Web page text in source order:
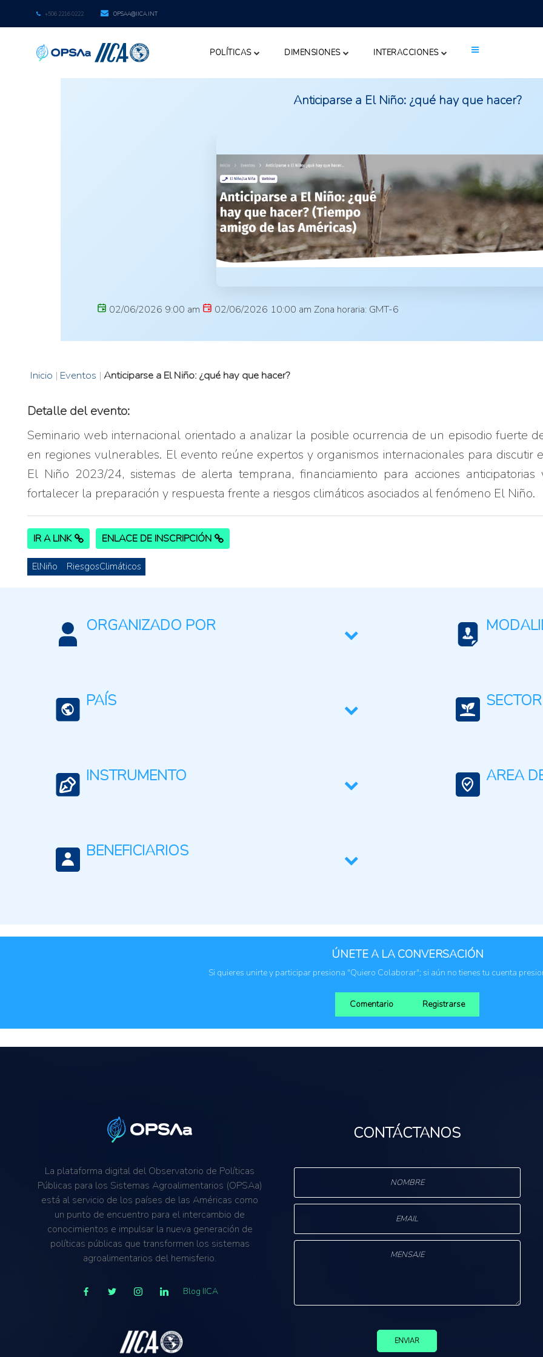
+506 2216 0222 OPSAA@IICA.INT
POLÍTICAS DIMENSIONES INTERACCIONES
Anticiparse a El Niño: ¿qué hay que hacer?
02/06/2026 9:00 am 02/06/2026 10:00 am Zona horaria: GMT-6
Inicio | Eventos | Anticiparse a El Niño: ¿qué hay que hacer?
Detalle del evento:
Seminario web internacional orientado a analizar la posible ocurrencia de un episodio fuerte
en regiones vulnerables. El evento reúne expertos y organismos internacionales para discutir
El Niño 2023/24, sistemas de alerta temprana, financiamiento para acciones
fortalecer la preparación y respuesta frente a riesgos climáticos asociados al fenómeno El Niño.
IR A LINK ENLACE DE INSCRIPCIÓN
ElNiño RiesgosClimáticos
ORGANIZADO POR
PAÍS SECTOR
INSTRUMENTO AREA
BENEFICIARIOS
ÚNETE A LA CONVERSACIÓN
Si quieres unirte y participar presiona "Quiero Colaborar"; si aún no tienes tu cuenta
Comentario Registrarse
La plataforma digital del Observatorio de Políticas
Públicas para los Sistemas Agroalimentarios (OPSAa)
está al servicio de los países de las Américas como
un punto de encuentro para el intercambio de
conocimientos e impulsar la nueva generación de
políticas públicas que transformen los sistemas
agroalimentarios del hemisferio.
Blog IICA
CONTÁCTANOS
ENVIAR